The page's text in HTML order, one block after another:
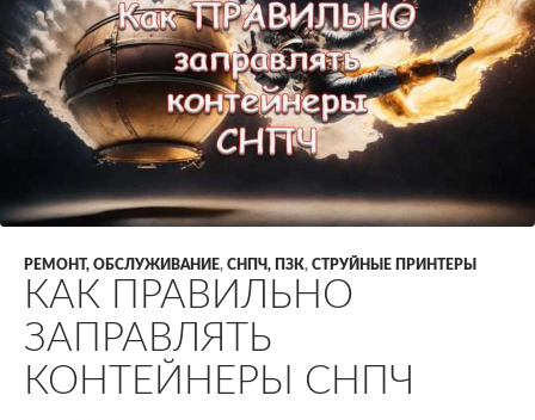
РЕМОНТ, ОБСЛУЖИВАНИЕ, СНПЧ, ПЗК, СТРУЙНЫЕ ПРИНТЕРЫ
КАК ПРАВИЛЬНО
ЗАПРАВЛЯТЬ
КОНТЕЙНЕРЫ СНПЧ